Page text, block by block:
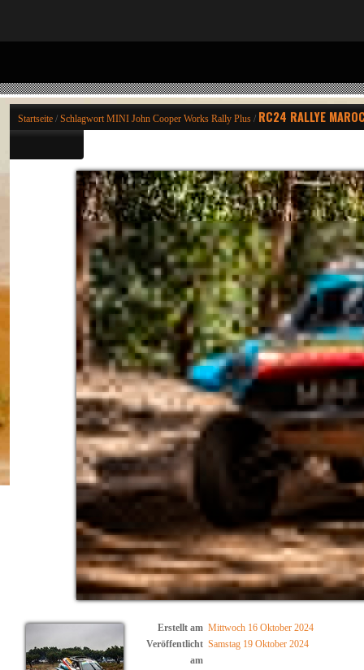
Startseite / Schlagwort MINI John Cooper Works Rally Plus / RC24 RALLYE
Erstellt am Mittwoch 16 Oktober 2024
Veröffentlicht
am
Samstag 19 Oktober 2024